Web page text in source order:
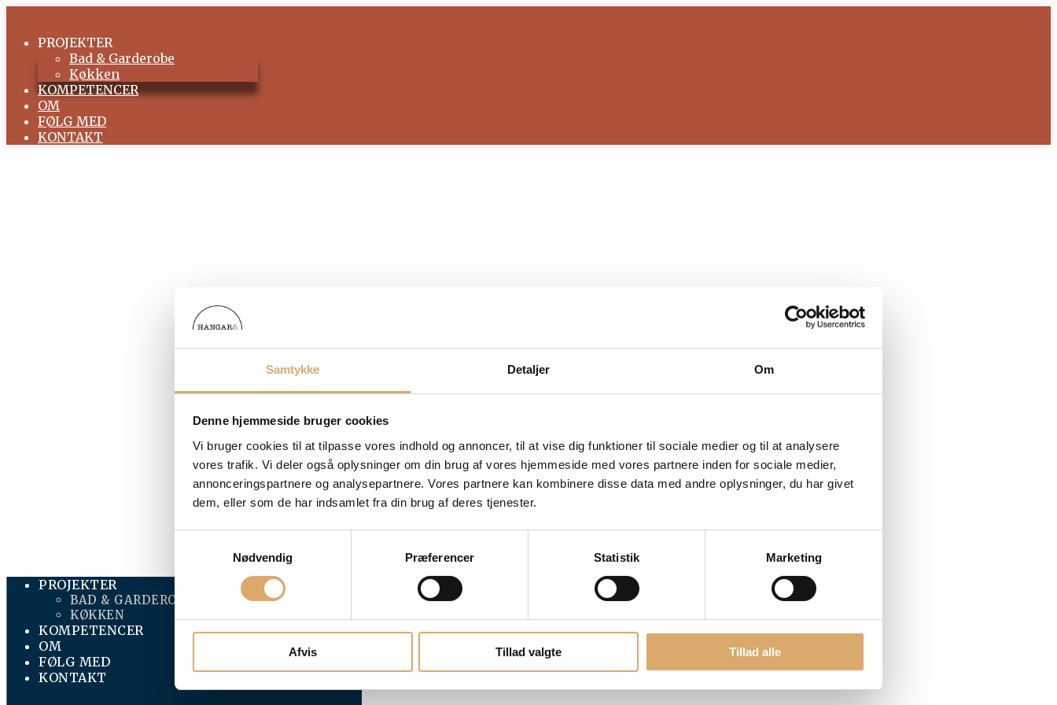
Samtykke Detaljer Om
Denne hjemmeside bruger cookies
Vi bruger cookies til at tilpasse vores indhold og annoncer, til at vise dig funktioner til sociale medier og til at analysere
vores trafik. Vi deler også oplysninger om din brug af vores hjemmeside med vores partnere inden for sociale medier,
annonceringspartnere og analysepartnere. Vores partnere kan kombinere disse data med andre oplysninger, du har givet
dem, eller som de har indsamlet fra din brug af deres tjenester.
Nødvendig
Præferencer Statistik Marketing
Afvis Tillad valgte Tillad alle
PROJEKTER
Bad & Garderobe
Køkken
KOMPETENCER
OM
FØLG MED
KONTAKT
PROJEKTER
BAD & GARDEROBE
KØKKEN
KOMPETENCER
OM
FØLG MED
KONTAKT